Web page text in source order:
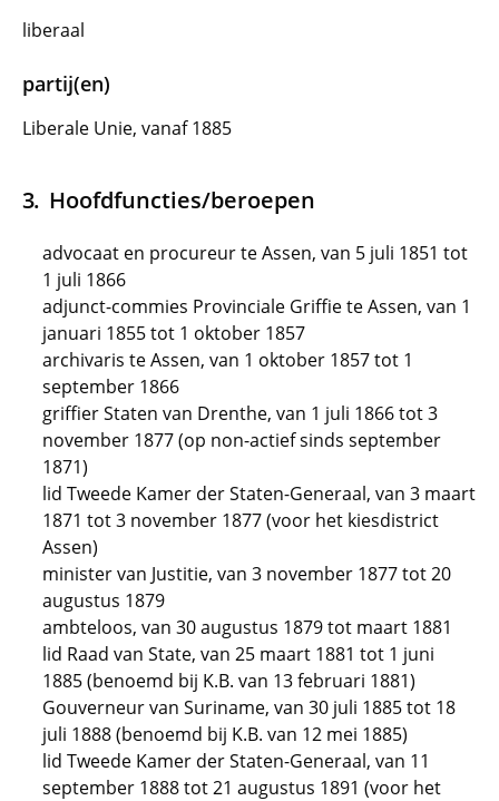
liberaal
partij(en)
Liberale Unie, vanaf 1885
Hoofdfuncties/beroepen
advocaat en procureur te Assen, van 5 juli 1851 tot
1 juli 1866
adjunct-commies Provinciale Griffie te Assen, van 1
januari 1855 tot 1 oktober 1857
archivaris te Assen, van 1 oktober 1857 tot 1
september 1866
griffier Staten van Drenthe, van 1 juli 1866 tot 3
november 1877 (op non-actief sinds september
1871)
lid Tweede Kamer der Staten-Generaal, van 3 maart
1871 tot 3 november 1877 (voor het kiesdistrict
Assen)
minister van Justitie, van 3 november 1877 tot 20
augustus 1879
ambteloos, van 30 augustus 1879 tot maart 1881
lid Raad van State, van 25 maart 1881 tot 1 juni
1885 (benoemd bij K.B. van 13 februari 1881)
Gouverneur van Suriname, van 30 juli 1885 tot 18
juli 1888 (benoemd bij K.B. van 12 mei 1885)
lid Tweede Kamer der Staten-Generaal, van 11
september 1888 tot 21 augustus 1891 (voor het